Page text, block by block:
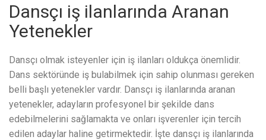
Dansçı iş ilanlarında Aranan
Yetenekler
Dansçı olmak isteyenler için iş ilanları oldukça önemlidir.
Dans sektöründe iş bulabilmek için sahip olunması gereken
belli başlı yetenekler vardır. Dansçı iş ilanlarında aranan
yetenekler, adayların profesyonel bir şekilde dans
edebilmelerini sağlamakta ve onları işverenler için tercih
edilen adaylar haline getirmektedir. İşte dansçı iş ilanlarında